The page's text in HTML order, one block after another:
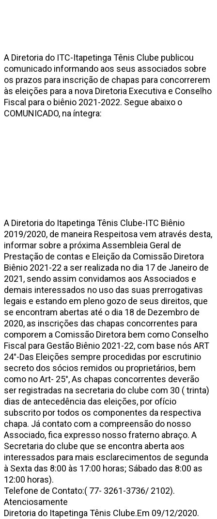
A Diretoria do ITC-Itapetinga Tênis Clube publicou
comunicado informando aos seus associados sobre
os prazos para inscrição de chapas para concorrerem
às eleições para a nova Diretoria Executiva e Conselho
Fiscal para o biênio 2021-2022. Segue abaixo o
COMUNICADO, na íntegra:
A Diretoria do Itapetinga Tênis Clube-ITC Biênio
2019/2020, de maneira Respeitosa vem através desta,
informar sobre a próxima Assembleia Geral de
Prestação de contas e Eleição da Comissão Diretora
Biênio 2021-22 a ser realizada no dia 17 de Janeiro de
2021, sendo assim convidamos aos Associados e
demais interessados no uso das suas prerrogativas
legais e estando em pleno gozo de seus direitos, que
se encontram abertas até o dia 18 de Dezembro de
2020, as inscrições das chapas concorrentes para
comporem a Comissão Diretora bem como Conselho
Fiscal para Gestão Biênio 2021-22, com base nós ART
24°-Das Eleições sempre procedidas por escrutinio
secreto dos sócios remidos ou proprietários, bem
como no Art- 25°, As chapas concorrentes deverão
ser registradas na secretaria do clube com 30 ( trinta)
dias de antecedência das eleições, por ofício
subscrito por todos os componentes da respectiva
chapa. Já contato com a compreensão do nosso
Associado, fica expresso nosso fraterno abraço. A
Secretaria do clube que se encontra aberta aos
interessados para mais esclarecimentos de segunda
à Sexta das 8:00 às 17:00 horas; Sábado das 8:00 as
12:00 horas).
Telefone de Contato:( 77- 3261-3736/ 2102).
Atenciosamente
Diretoria do Itapetinga Tênis Clube.Em 09/12/2020.